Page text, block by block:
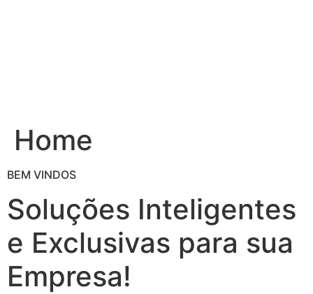
Home
BEM VINDOS
Soluções Inteligentes
e Exclusivas para sua
Empresa!